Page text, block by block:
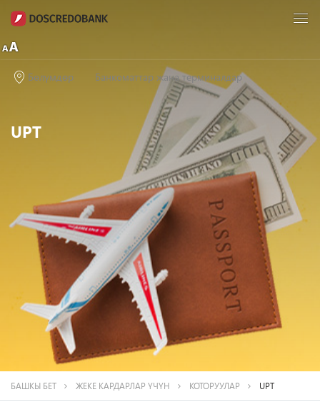
Бөлүмдөр Банкоматтар жана терминалдар
UPT
БАШКЫ БЕТ ЖЕКЕ КАРДАРЛАР ҮЧҮН КОТОРУУЛАР UPT